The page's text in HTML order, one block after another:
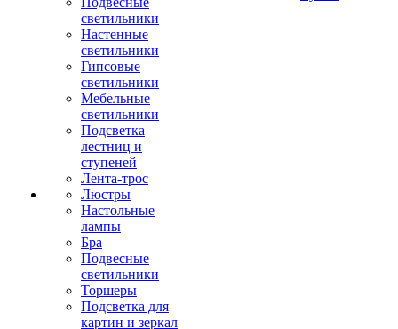
светильники
Настенные
светильники
Гипсовые
светильники
Мебельные
светильники
Подсветка
лестниц и
ступеней
Лента-трос
Люстры
Настольные
лампы
Бра
Подвесные
светильники
Торшеры
Подсветка для
картин и зеркал